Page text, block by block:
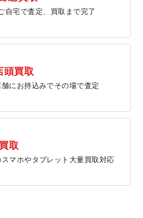
自宅で査定、買取まで完了
頭買取
舗にお持込みでその場で査定
取
マホやタブレット大量買取対応